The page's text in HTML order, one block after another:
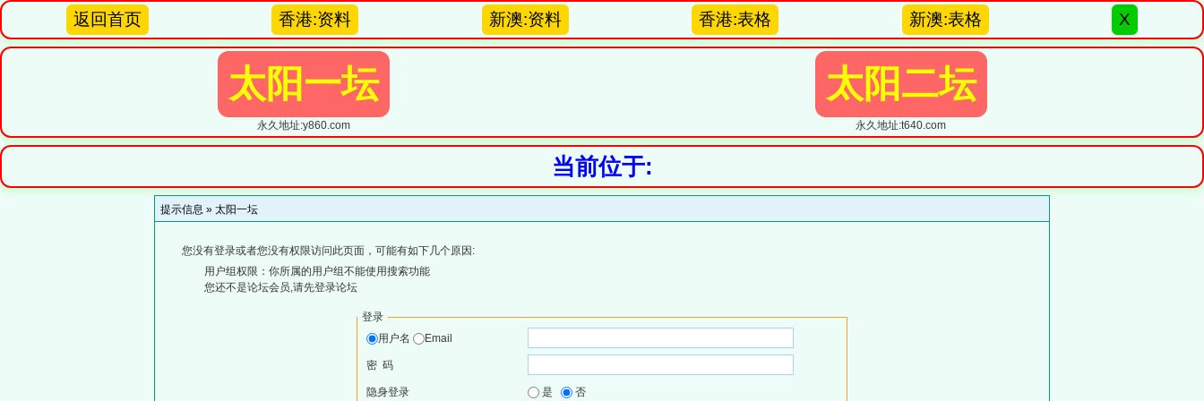
返回首页 香港:资料 新澳:资料 香港:表格 新澳:表格 X
太阳一坛
永久地址:y860.com
太阳二坛
永久地址:t640.com
当前位于:
提示信息 » 太阳一坛
您没有登录或者您没有权限访问此页面，可能有如下几个原因:
用户组权限：你所属的用户组不能使用搜索功能
您还不是论坛会员,请先登录论坛
登录
用户名
Email
密 码
隐身登录 是 否